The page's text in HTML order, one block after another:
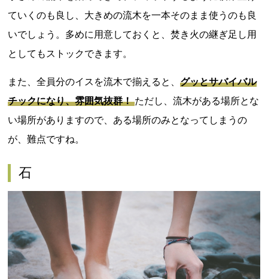
ていくのも良し、大きめの流木を一本そのまま使うのも良
いでしょう。多めに用意しておくと、焚き火の継ぎ足し用
としてもストックできます。
また、全員分のイスを流木で揃えると、グッとサバイバル
チックになり、雰囲気抜群！ただし、流木がある場所とな
い場所がありますので、ある場所のみとなってしまうの
が、難点ですね。
石